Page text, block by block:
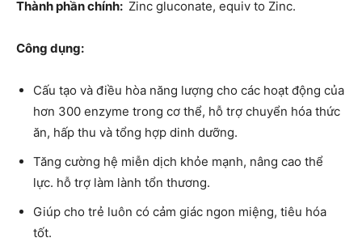
Thành phần chính: Zinc gluconate, equiv to Zinc.
Công dụng:
Cấu tạo và điều hòa năng lượng cho các hoạt động của
hơn 300 enzyme trong cơ thể, hỗ trợ chuyển hóa thức
ăn, hấp thu và tổng hợp dinh dưỡng.
Tăng cường hệ miễn dịch khỏe mạnh, nâng cao thể
lực. hỗ trợ làm lành tổn thương.
Giúp cho trẻ luôn có cảm giác ngon miệng, tiêu hóa
tốt.